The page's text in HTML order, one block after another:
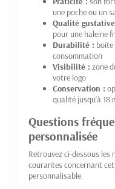
une poche ou un
Qualité
pour une haleine
Durabilité :
consommation
Visibilité : zone
votre logo
Conservation :
qualité jusqu'à 18
Questions
personnalisée
Retrouvez ci-dessous les
courantes concernant
personnalisable.